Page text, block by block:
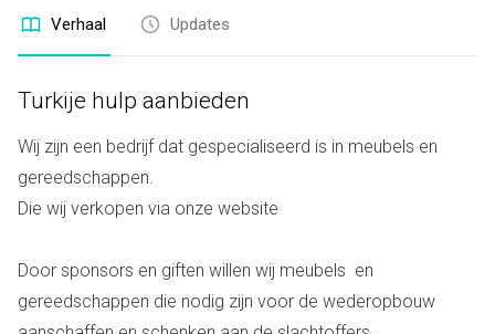
Verhaal Updates
Turkije hulp aanbieden
Wij zijn een bedrijf dat gespecialiseerd is in meubels en
gereedschappen.
Die wij verkopen via onze website
Door sponsors en giften willen wij meubels en
gereedschappen die nodig zijn voor de wederopbouw